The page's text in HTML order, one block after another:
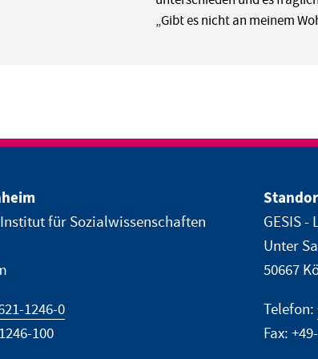
„Gibt es nicht an meinem
für Sozialwissenschaften
1246-0
100
GESIS
Unter
50667
Telefon:
Fax: